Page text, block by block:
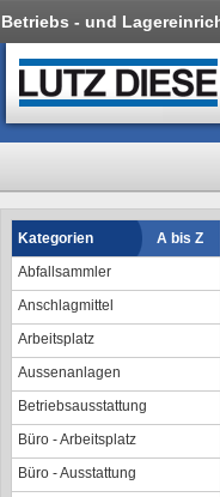
Betriebs - und
Kategorien
A bis Z
Abfallsammler
Anschlagmittel
Arbeitsplatz
Aussenanlagen
Betriebsausstattung
Büro - Arbeitsplatz
Büro - Ausstattung